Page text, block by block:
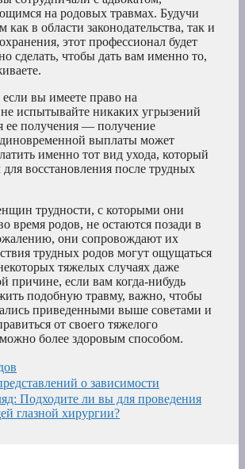
на родовых травмах. Будучи
в области законодательства, так и
этот профессионал будет
сделать, чтобы дать вам именно то,
вы имеете право на
испытывайте никаких угрызений
ее получения — получение
выплаты может
именно тот вид ухода, который
восстановления после трудных
трудности, с которыми они
время родов, не остаются позади в
они сопровождают их
трудных родов могут ощущаться
тяжелых случаях даже
причине, если вам когда-нибудь
подобную травму, важно, чтобы
приведенными выше советами и
от своего тяжелого
более здоровым способом.
о зависимости
Подходите ли вы для проведения
глазной хирургии?